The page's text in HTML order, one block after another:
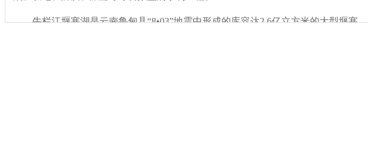
牛栏江堰塞湖是云南鲁甸县“8•03”地震中形成的库容达2.6亿立方米的大型堰塞